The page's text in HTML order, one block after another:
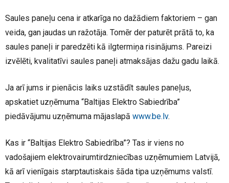
Saules paneļu cena ir atkarīga no dažādiem faktoriem – gan
veida, gan jaudas un ražotāja. Tomēr der paturēt prātā to, ka
saules paneļi ir paredzēti kā ilgtermiņa risinājums. Pareizi
izvēlēti, kvalitatīvi saules paneļi atmaksājas dažu gadu laikā.
Ja arī jums ir pienācis laiks uzstādīt saules paneļus,
apskatiet uzņēmuma “Baltijas Elektro Sabiedrība”
piedāvājumu uzņēmuma mājaslapā www.be.lv.
Kas ir “Baltijas Elektro Sabiedrība”? Tas ir viens no
vadošajiem elektrovairumtirdzniecības uzņēmumiem Latvijā,
kā arī vienīgais starptautiskais šāda tipa uzņēmums valstī.